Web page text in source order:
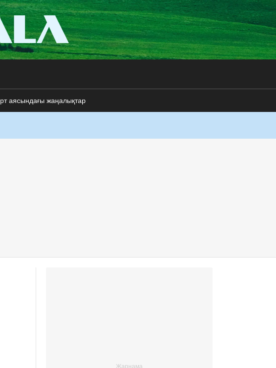
аясындағы жаңалықтар